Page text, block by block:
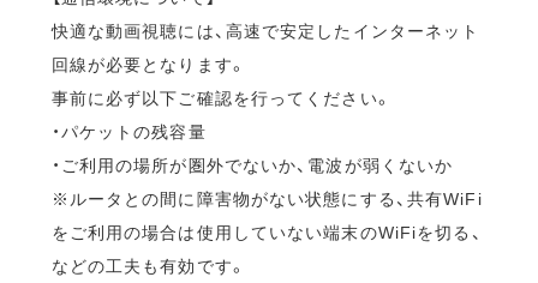
快適な動画視聴には、高速で安定したインターネット
回線が必要となります。
事前に必ず以下ご確認を行ってください。
・パケットの残容量
・ご利用の場所が圏外でないか、電波が弱くないか
※ルータとの間に障害物がない状態にする、共有WiFi
をご利用の場合は使用していない端末のWiFiを切る、
などの工夫も有効です。